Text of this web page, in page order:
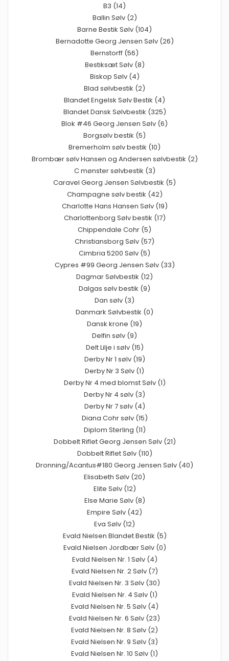
B3 (14)
Ballin Sølv (2)
Barne Bestik Sølv (104)
Bernadotte Georg Jensen Sølv (26)
Bernstorff (56)
Bestiksæt Sølv (8)
Biskop Sølv (4)
Blad sølvbestik (2)
Blandet Engelsk Sølv Bestik (4)
Blandet Dansk Sølvbestik (325)
Blok #46 Georg Jensen Sølv (6)
Borgsølv bestik (5)
Bremerholm sølv bestik (10)
Brombær sølv Hansen og Andersen sølvbestik (2)
C mønster sølvbestik (3)
Caravel Georg Jensen Sølvbestik (5)
Champagne sølv bestik (42)
Charlotte Hans Hansen Sølv (19)
Charlottenborg Sølv bestik (17)
Chippendale Cohr (5)
Christiansborg Sølv (57)
Cimbria 5200 Sølv (5)
Cypres #99 Georg Jensen Sølv (33)
Dagmar Sølvbestik (12)
Dalgas sølv bestik (9)
Dan sølv (3)
Danmark Sølvbestik (0)
Dansk krone (19)
Delfin sølv (9)
Delt Lilje i sølv (15)
Derby Nr 1 sølv (19)
Derby Nr 3 Sølv (1)
Derby Nr 4 med blomst Sølv (1)
Derby Nr 4 sølv (3)
Derby Nr 7 sølv (4)
Diana Cohr sølv (15)
Diplom Sterling (11)
Dobbelt Riflet Georg Jensen Sølv (21)
Dobbelt Riflet Sølv (110)
Dronning/Acantus#180 Georg Jensen Sølv (40)
Elisabeth Sølv (20)
Elite Sølv (12)
Else Marie Sølv (8)
Empire Sølv (42)
Eva Sølv (12)
Evald Nielsen Blandet Bestik (5)
Evald Nielsen Jordbær Sølv (0)
Evald Nielsen Nr. 1 Sølv (4)
Evald Nielsen Nr. 2 Sølv (7)
Evald Nielsen Nr. 3 Sølv (30)
Evald Nielsen Nr. 4 Sølv (1)
Evald Nielsen Nr. 5 Sølv (4)
Evald Nielsen Nr. 6 Sølv (23)
Evald Nielsen Nr. 8 Sølv (2)
Evald Nielsen Nr. 9 Sølv (3)
Evald Nielsen Nr. 10 Sølv (1)